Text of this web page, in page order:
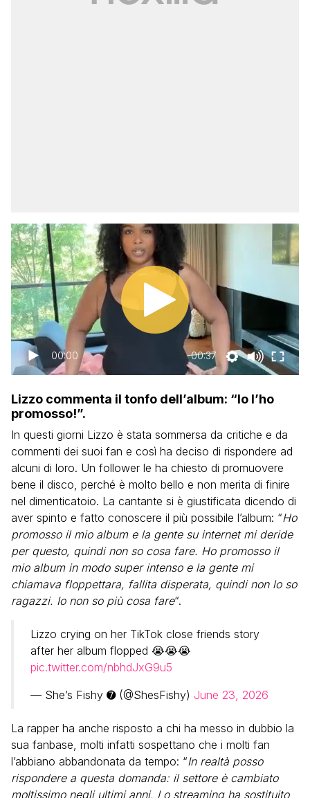
00:00 00:37
Lizzo commenta il tonfo dell’album: “Io l’ho
promosso!”.
In questi giorni Lizzo è stata sommersa da critiche e da
commenti dei suoi fan e così ha deciso di rispondere ad
alcuni di loro. Un follower le ha chiesto di promuovere
bene il disco, perché è molto bello e non merita di finire
nel dimenticatoio. La cantante si è giustificata dicendo di
aver spinto e fatto conoscere il più possibile l’album: “Ho
promosso il mio album e la gente su internet mi deride
per questo, quindi non so cosa fare. Ho promosso il
mio album in modo super intenso e la gente mi
chiamava floppettara, fallita disperata, quindi non lo so
ragazzi. Io non so più cosa fare“.
Lizzo crying on her TikTok close friends story
after her album flopped 😭😭😭
pic.twitter.com/nbhdJxG9u5
— She’s Fishy ➐ (@ShesFishy) June 23, 2026
La rapper ha anche risposto a chi ha messo in dubbio la
sua fanbase, molti infatti sospettano che i molti fan
l’abbiano abbandonata da tempo: “In realtà posso
rispondere a questa domanda: il settore è cambiato
moltissimo negli ultimi anni. Lo streaming ha sostituito